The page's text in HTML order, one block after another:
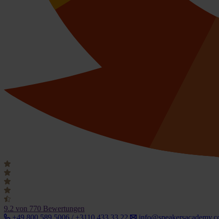
9.2 von 770 Bewertungen
+49 800 589 5006 / +3110 433 33 22